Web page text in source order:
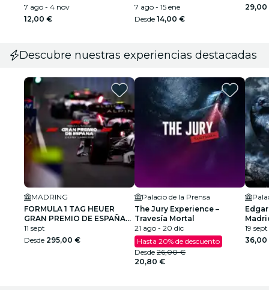
7 ago - 4 nov
12,00 €
7 ago - 15 ene
Desde 14,00 €
29,00
Descubre nuestras experiencias destacadas
MADRING
FORMULA 1 TAG HEUER
GRAN PREMIO DE ESPAÑA
2026
11 sept
Desde 295,00 €
Palacio de la Prensa
The Jury Experience –
Travesía Mortal
21 ago - 20 dic
Hasta 20% de descuento
Desde 26,00 €
20,80 €
19
36,00